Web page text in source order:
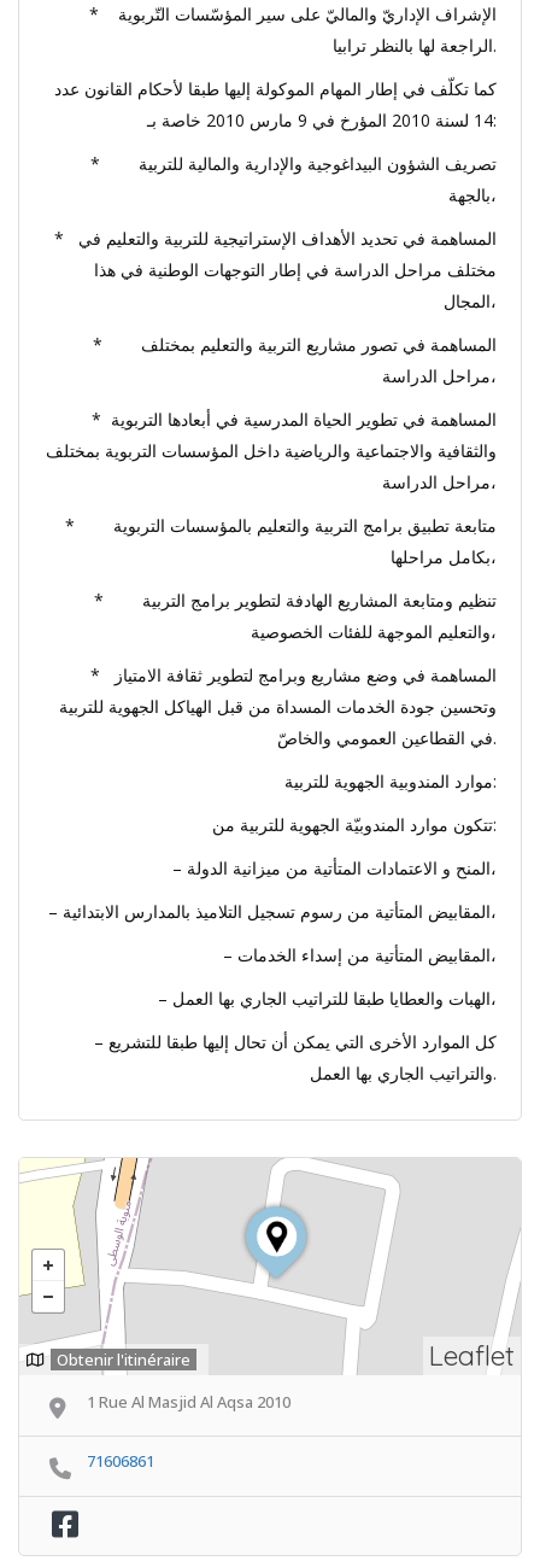
* الإشراف الإداريّ والماليّ على سير المؤسّسات التّربوية
الراجعة لها بالنظر ترابيا.
كما تكلّف في إطار المهام الموكولة إليها طبقا لأحكام القانون عدد
14 لسنة 2010 المؤرخ في 9 مارس 2010 خاصة بـ:
* تصريف الشؤون البيداغوجية والإدارية والمالية للتربية
بالجهة،
* المساهمة في تحديد الأهداف الإستراتيجية للتربية والتعليم في
مختلف مراحل الدراسة في إطار التوجهات الوطنية في هذا
المجال،
* المساهمة في تصور مشاريع التربية والتعليم بمختلف
مراحل الدراسة،
* المساهمة في تطوير الحياة المدرسية في أبعادها التربوية
والثقافية والاجتماعية والرياضية داخل المؤسسات التربوية بمختلف
مراحل الدراسة،
* متابعة تطبيق برامج التربية والتعليم بالمؤسسات التربوية
بكامل مراحلها،
* تنظيم ومتابعة المشاريع الهادفة لتطوير برامج التربية
والتعليم الموجهة للفئات الخصوصية،
* المساهمة في وضع مشاريع وبرامج لتطوير ثقافة الامتياز
وتحسين جودة الخدمات المسداة من قبل الهياكل الجهوية للتربية
في القطاعين العمومي والخاصّ.
موارد المندوبية الجهوية للتربية:
تتكون موارد المندوبيّة الجهوية للتربية من:
– المنح و الاعتمادات المتأتية من ميزانية الدولة،
– المقابيض المتأتية من رسوم تسجيل التلاميذ بالمدارس الابتدائية،
– المقابيض المتأتية من إسداء الخدمات،
– الهبات والعطايا طبقا للتراتيب الجاري بها العمل،
– كل الموارد الأخرى التي يمكن أن تحال إليها طبقا للتشريع
والتراتيب الجاري بها العمل.
Leaflet
Obtenir l'itinéraire
1 Rue Al Masjid Al Aqsa 2010
71606861